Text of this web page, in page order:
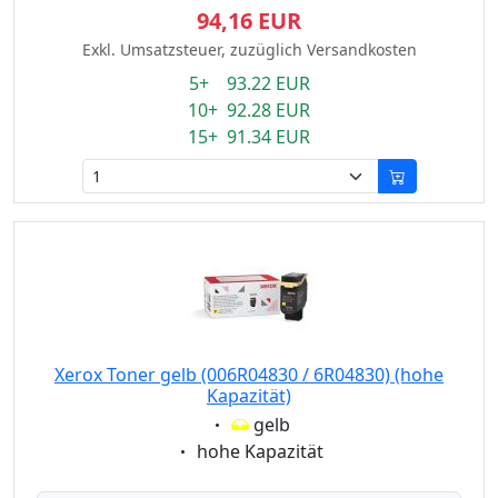
94,16 EUR
Exkl. Umsatzsteuer, zuzüglich Versandkosten
5+ 93.22 EUR
10+ 92.28 EUR
15+ 91.34 EUR
Xerox Toner gelb (006R04830 / 6R04830) (hohe
Kapazität)
Eigenschaft:
gelb
Eigenschaft:
hohe Kapazität